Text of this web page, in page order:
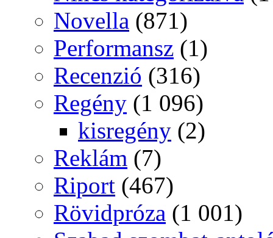
Novella (871)
Performansz (1)
Recenzió (316)
Regény (1 096)
kisregény (2)
Reklám (7)
Riport (467)
Rövidpróza (1 001)